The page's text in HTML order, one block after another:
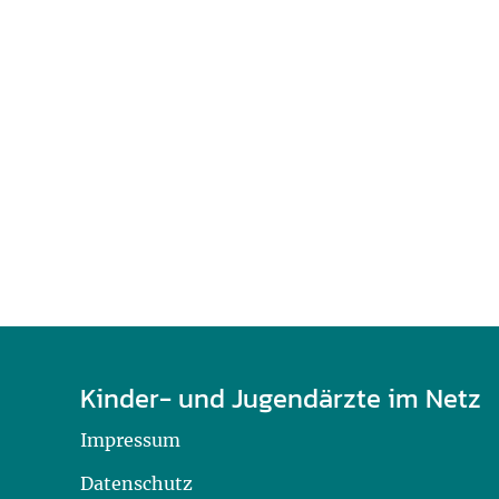
Kinder- und Jugendärzte im Netz
Impressum
Datenschutz